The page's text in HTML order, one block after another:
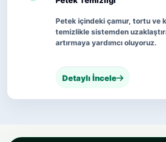
Petek içindeki çamur, tortu ve
temizlikle sistemden
artırmaya yardımcı oluyoruz.
Detaylı İncele